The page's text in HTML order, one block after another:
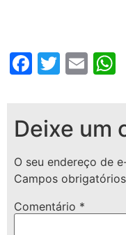
Facebook
Twitter
Deixe um
O seu endereço de
Campos
Comentário *